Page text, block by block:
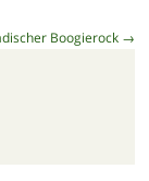
Boogierock →